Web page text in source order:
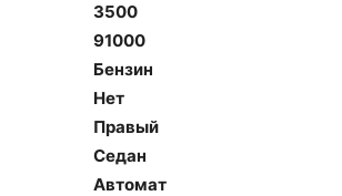
3500
91000
Бензин
Нет
Правый
Седан
Автомат